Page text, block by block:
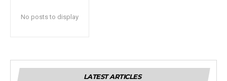
No posts to display
LATEST ARTICLES